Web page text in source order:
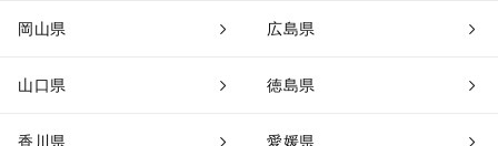
岡山県 広島県
山口県 徳島県
香川県 愛媛県